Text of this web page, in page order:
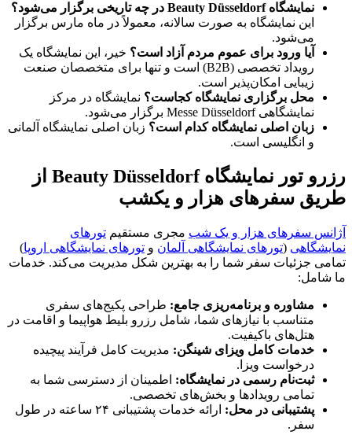
نمایشگاهBeauty Düsseldorf در چه تاریخی برگزار می‌شود؟
این نمایشگاه به صورت سالانه، معمولاً در ماه مارس برگزار
می‌شود.
آیا ورود برای عموم مردم آزاد است؟ خیر، این نمایشگاه یک
رویداد تخصصی (B2B) است و تنها برای متخصصان صنعت
زیبایی امکان‌پذیر است.
محل برگزاری نمایشگاه کجاست؟ نمایشگاه در مرکز
نمایشگاهی Messe Düsseldorf برگزار می‌شود.
زبان اصلی نمایشگاه کدام است؟ زبان اصلی نمایشگاه آلمانی
و انگلیسی است.
رزرو تور نمایشگاه Beauty Düsseldorf از
طریق سفرهای هزار و یکشب
آژانس سفرهای هزار و یک شب مجری مستقیم تورهای
نمایشگاهی (تورهای نمایشگاهی آلمان و تورهای نمایشگاهی اروپا)
تمامی جزئیات سفر شما را به بهترین شکل مدیریت می‌کند. خدمات
ما شامل:
مشاوره و برنامه‌ریزی جامع: طراحی پکیج‌های سفری
متناسب با نیازهای شما، شامل رزرو بلیط هواپیما و اقامت در
هتل‌های باکیفیت.
خدمات کامل ویزای شینگن: مدیریت کامل فرآیند پیچیده
درخواست ویزا.
ثبت‌نام رسمی در نمایشگاه: اطمینان از دسترسی شما به
تمامی رویدادها و بخش‌های تخصصی.
پشتیبانی در محل:
ارائه خدمات پشتیبانی ۲۴ ساعته در طول
سفر.